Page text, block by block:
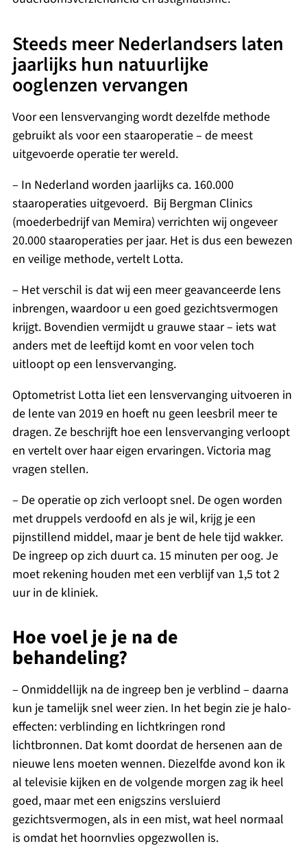
Steeds meer Nederlandsers laten
jaarlijks hun natuurlijke
ooglenzen vervangen
Voor een lensvervanging wordt dezelfde methode
gebruikt als voor een staaroperatie – de meest
uitgevoerde operatie ter wereld.
– In Nederland worden jaarlijks ca. 160.000
staaroperaties uitgevoerd. Bij Bergman Clinics
(moederbedrijf van Memira) verrichten wij ongeveer
20.000 staaroperaties per jaar. Het is dus een bewezen
en veilige methode, vertelt Lotta.
– Het verschil is dat wij een meer geavanceerde lens
inbrengen, waardoor u een goed gezichtsvermogen
krijgt. Bovendien vermijdt u grauwe staar – iets wat
anders met de leeftijd komt en voor velen toch
uitloopt op een lensvervanging.
Optometrist Lotta liet een lensvervanging uitvoeren in
de lente van 2019 en hoeft nu geen leesbril meer te
dragen. Ze beschrijft hoe een lensvervanging verloopt
en vertelt over haar eigen ervaringen. Victoria mag
vragen stellen.
– De operatie op zich verloopt snel. De ogen worden
met druppels verdoofd en als je wil, krijg je een
pijnstillend middel, maar je bent de hele tijd wakker.
De ingreep op zich duurt ca. 15 minuten per oog. Je
moet rekening houden met een verblijf van 1,5 tot 2
uur in de kliniek.
Hoe voel je je na de
behandeling?
– Onmiddellijk na de ingreep ben je verblind – daarna
kun je tamelijk snel weer zien. In het begin zie je halo-
effecten: verblinding en lichtkringen rond
lichtbronnen. Dat komt doordat de hersenen aan de
nieuwe lens moeten wennen. Diezelfde avond kon ik
al televisie kijken en de volgende morgen zag ik heel
goed, maar met een enigszins versluierd
gezichtsvermogen, als in een mist, wat heel normaal
is omdat het hoornvlies opgezwollen is.